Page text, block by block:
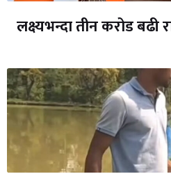
लक्ष्यभन्दा तीन करोड बढी